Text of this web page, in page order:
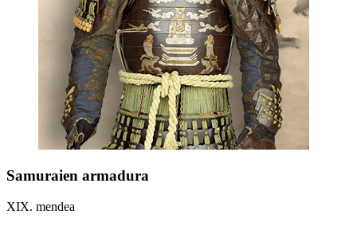
Samuraien armadura
XIX. mendea